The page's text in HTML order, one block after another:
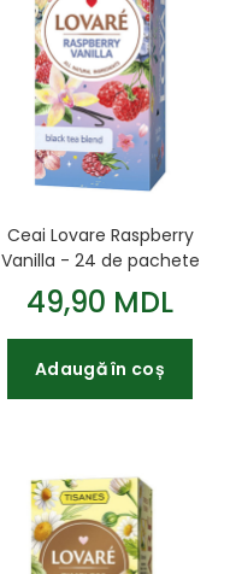
Ceai Lovare Raspberry
Vanilla - 24 de pachete
de ceai negru cu
zmeură și vanilie
49,90 MDL
Adaugă în coș